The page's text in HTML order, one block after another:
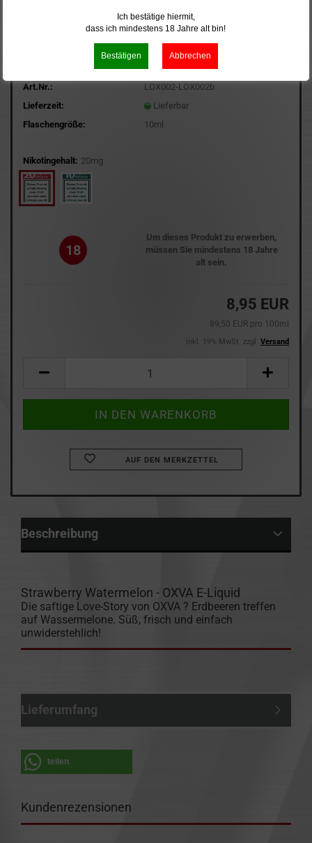
Ich bestätige hiermit,
dass ich mindestens 18 Jahre alt bin!
Art.Nr.:
LOX002-LOX002b
Lieferzeit:
Lieferbar
Flaschengröße:
10ml
Nikotingehalt: 20mg
18
Um dieses Produkt zu erwerben,
müssen Sie mindestens 18 Jahre
alt sein.
8,95 EUR
89,50 EUR pro 100ml
inkl. 19% MwSt. zzgl. Versand
AUF DEN MERKZETTEL
Beschreibung
Strawberry Watermelon - OXVA E-Liquid
Die saftige Love-Story von OXVA ? Erdbeeren treffen
auf Wassermelone. Süß, frisch und einfach
unwiderstehlich!
Lieferumfang
teilen
Kundenrezensionen